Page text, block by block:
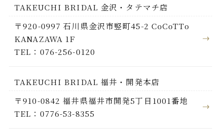
TAKEUCHI BRIDAL 金沢・タテマチ店
〒920-0997 石川県金沢市竪町45-2 CoCoTTo
KANAZAWA 1F
TEL：076-256-0120
TAKEUCHI BRIDAL 福井・開発本店
〒910-0842 福井県福井市開発5丁目1001番地
TEL：0776-53-8355